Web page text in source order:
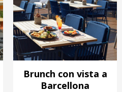
Brunch con vista a
Barcellona